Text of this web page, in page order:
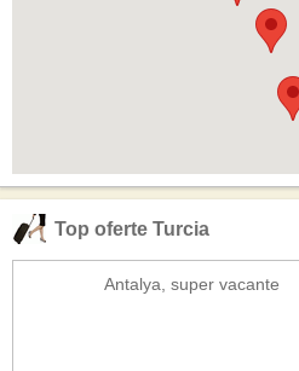
Top oferte Turcia
Antalya, super vacante